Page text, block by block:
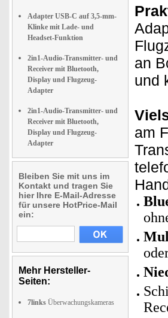
Adapter USB-C auf 3,5-mm-
Klinke mit Lade- und
Headset-Funktion
2in1-Audio-Transmitter- und
Receiver mit Bluetooth,
Display und Flugzeug-
Adapter
2in1-Audio-Transmitter- und
Receiver mit Bluetooth,
Display und Flugzeug-
Adapter
Bleiben Sie mit uns im
Kontakt und tragen Sie
hier Ihre E-Mail-Adresse
für unsere HotPrice-Mail
ein:
Mehr Hersteller-
Seiten:
7links Überwachungskameras
an
und
am